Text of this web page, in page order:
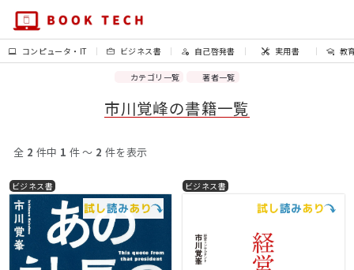
コンピュータ・IT ビジネス書 自己啓発書 実用書 教
カテゴリ一覧 著者一覧
市川覚峰の書籍一覧
全 2 件中 1 件 〜 2 件を表示
ビジネス書 ビジネス書